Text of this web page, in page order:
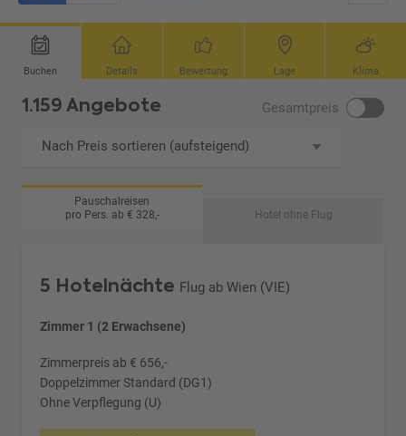
Buchen Details Bewertung Lage Klima
1.159 Angebote Gesamtpreis
Nach Preis sortieren (aufsteigend)
Pauschalreisen
pro Pers. ab € 328,-
Hotel ohne Flug
5 Hotelnächte Flug ab Wien (VIE)
Zimmer 1 (2 Erwachsene)
Zimmerpreis ab € 656,-
Doppelzimmer Standard (DG1)
Ohne Verpflegung (U)